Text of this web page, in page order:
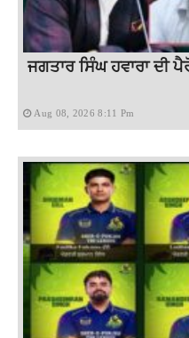
ਜਗਤਾਰ ਸਿੰਘ ਹਵਾਰਾ ਦੀ
Aug 08, 2026 8:11 Pm